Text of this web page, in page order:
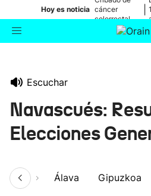
Hoy es noticia cáncer
colorrectal
Escuchar
Navascués:
Elecciones
Álava Gipuzkoa